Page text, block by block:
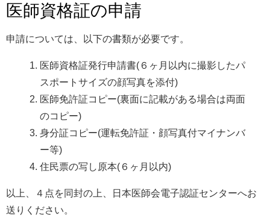
各種行事・研修会
入会のご案内
あなたの町のお医者さん
宮崎県の日医認定かかりつけ医について
各種教育・保育施設の方へ
宮崎県医師会について
関連リンク
医師資格証の申請
申請については、以下の書類が必要です。
医師資格証発行申請書(６ヶ月以内に撮影したパ
スポートサイズの顔写真を添付)
医師免許証コピー(裏面に記載がある場合は両面
のコピー)
身分証コピー(運転免許証・顔写真付マイナンバ
ー等)
住民票の写し原本(６ヶ月以内)
以上、４点を同封の上、日本医師会電子認証センターへお
送りください。